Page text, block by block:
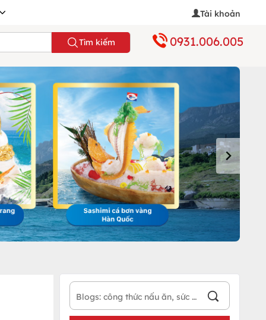
Tài khoản
Tìm kiếm 0931.006.005